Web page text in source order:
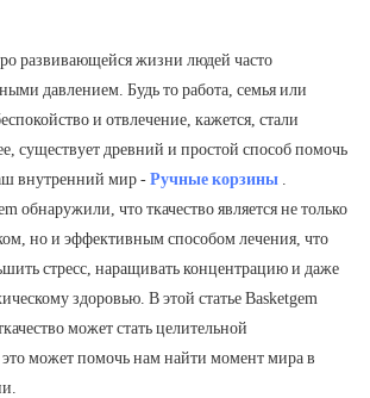
развивающейся жизни людей часто
давлением. Будь то работа, семья или
и отвлечение, кажется, стали
существует древний и простой способ помочь
внутренний мир -Ручные корзины
обнаружили, что ткачество является не только
но и эффективным способом лечения, что
стресс, наращивать концентрацию и даже
здоровью. В этой статье Basketgem
может стать целительной
это может помочь нам найти момент мира в